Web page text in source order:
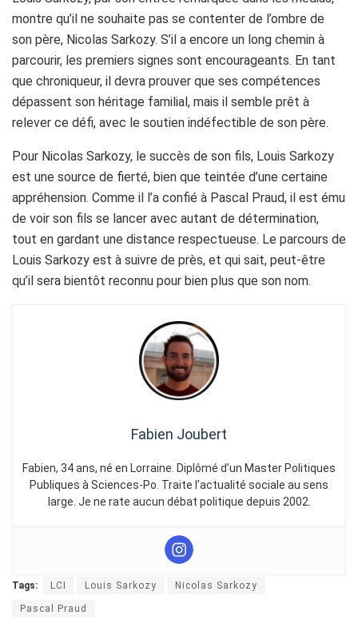
montre qu’il ne souhaite pas se contenter de l’ombre de
son père, Nicolas Sarkozy. S’il a encore un long chemin à
parcourir, les premiers signes sont encourageants. En tant
que chroniqueur, il devra prouver que ses compétences
dépassent son héritage familial, mais il semble prêt à
relever ce défi, avec le soutien indéfectible de son père.
Pour Nicolas Sarkozy, le succès de son fils, Louis Sarkozy
est une source de fierté, bien que teintée d’une certaine
appréhension. Comme il l’a confié à Pascal Praud, il est ému
de voir son fils se lancer avec autant de détermination,
tout en gardant une distance respectueuse. Le parcours de
Louis Sarkozy est à suivre de près, et qui sait, peut-être
qu’il sera bientôt reconnu pour bien plus que son nom.
Fabien Joubert
Fabien, 34 ans, né en Lorraine. Diplômé d’un Master Politiques
Publiques à Sciences-Po. Traite l’actualité sociale au sens
large. Je ne rate aucun débat politique depuis 2002.
Tags: LCI Louis Sarkozy Nicolas Sarkozy
Pascal Praud